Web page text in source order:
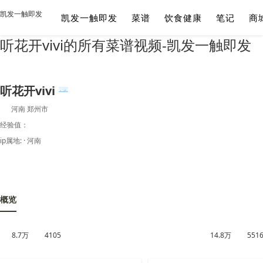
听花开vivi的所有菜谱视频-凯发一触即发
凯发一触即发 凯发一触即发 菜谱 饮食健康 笔记 商
听花开vivi
河南 郑州市
经验值：
ip属地: · 河南
概览
8.7万 4105 14.8万 5516